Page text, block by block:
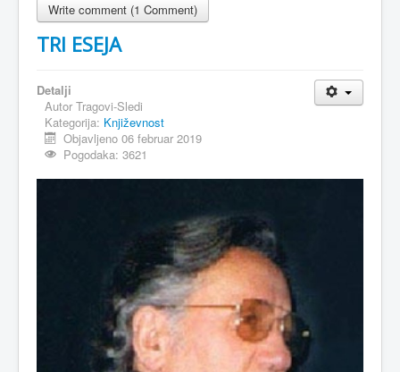
Write comment (1 Comment)
TRI ESEJA
Detalji
Autor Tragovi-Sledi
Kategorija: Književnost
Objavljeno 06 februar 2019
Pogodaka: 3621